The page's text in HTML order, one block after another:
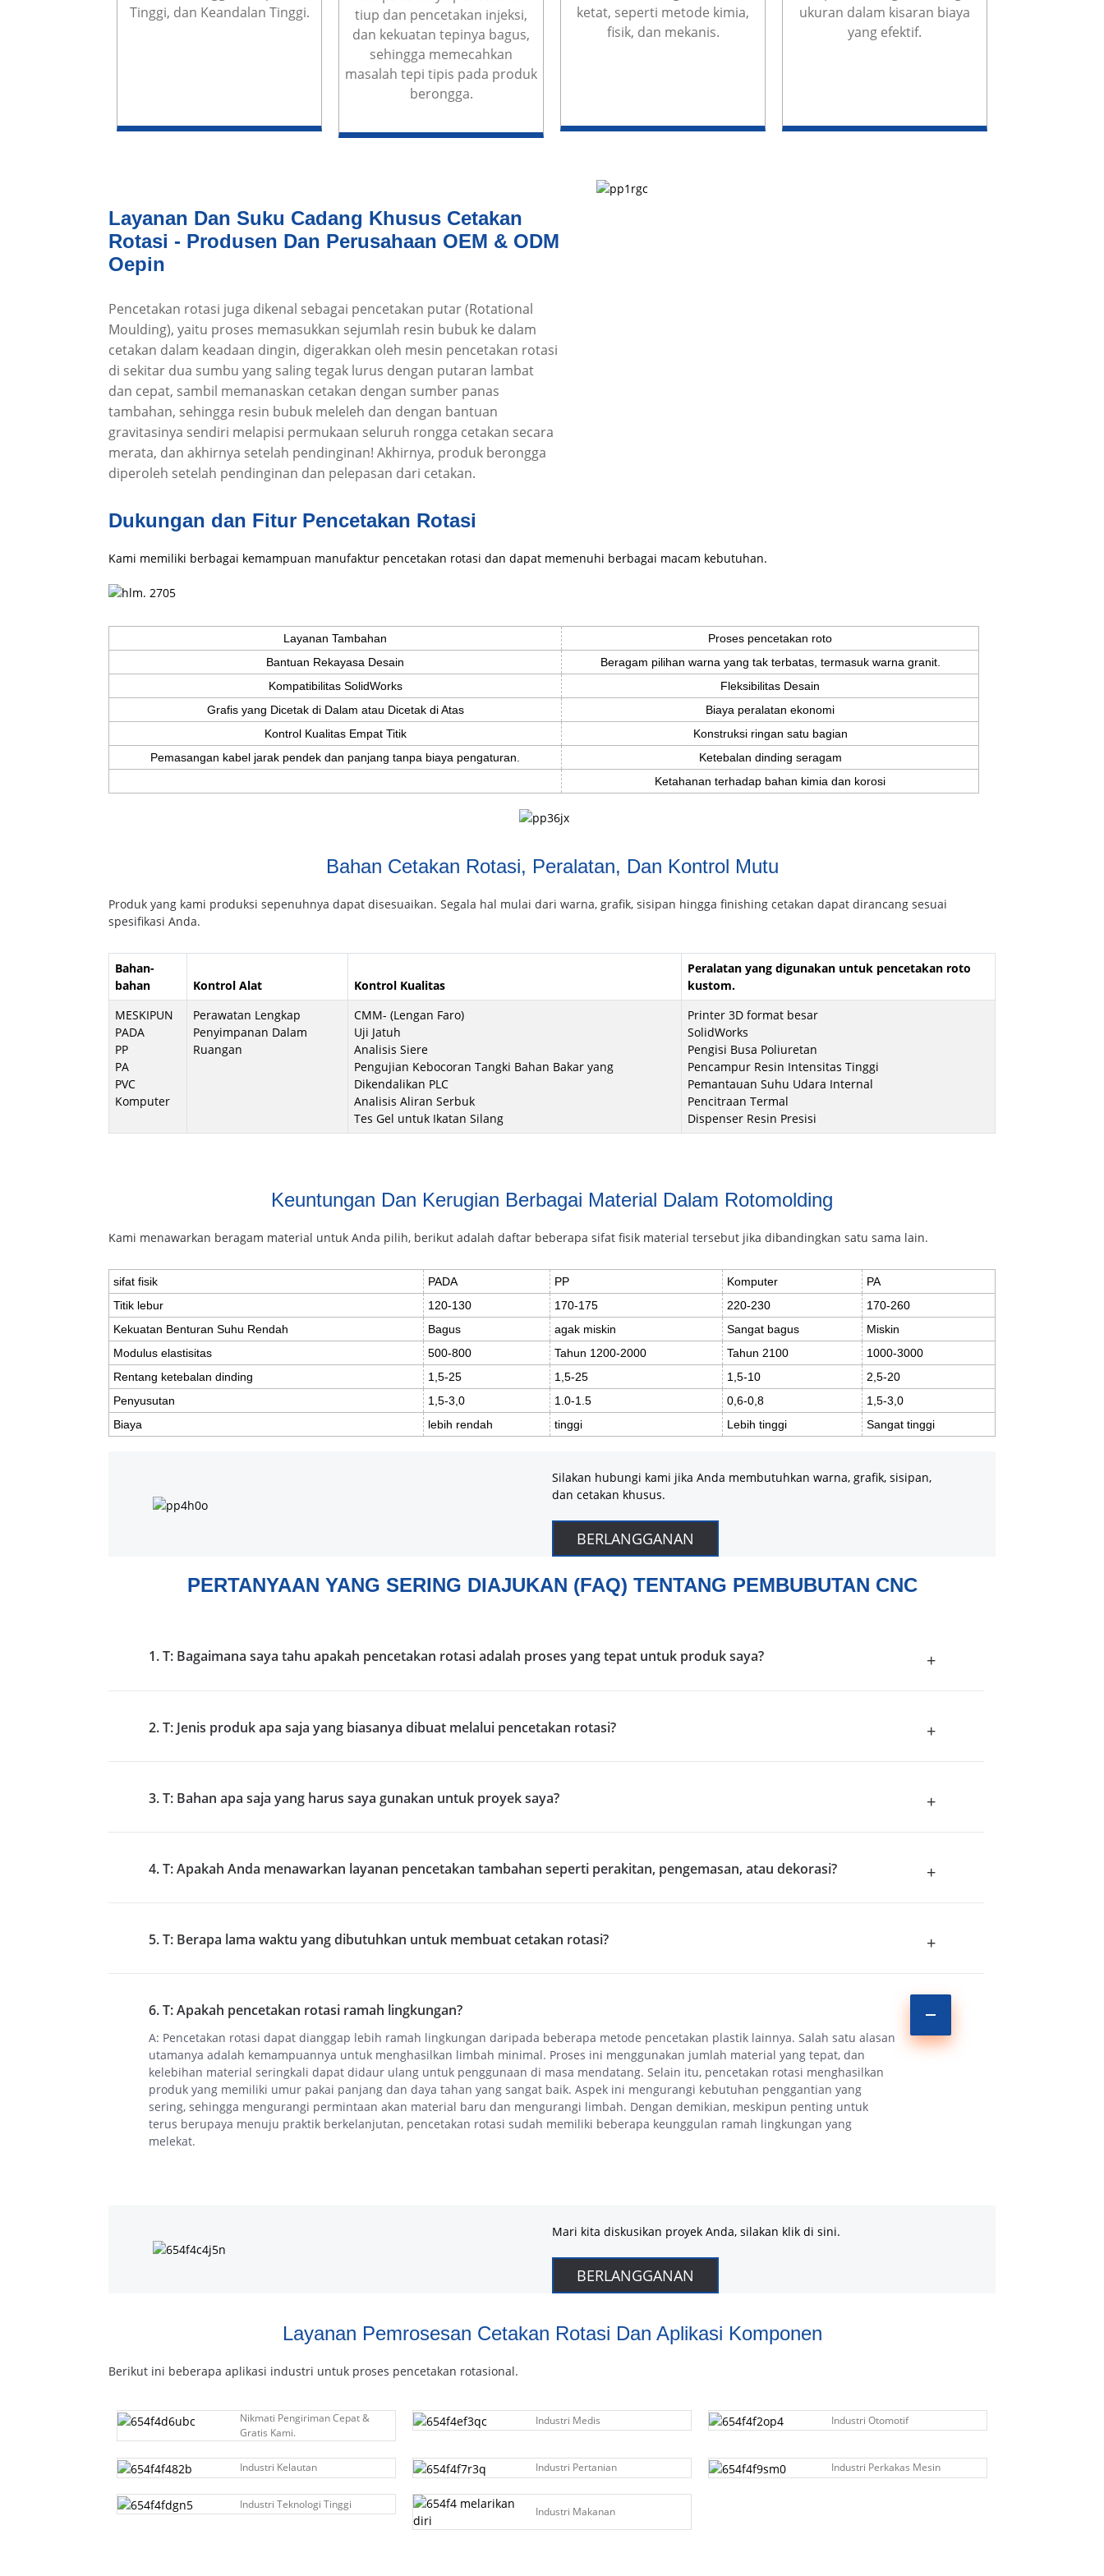
Tinggi, dan Keandalan Tinggi.
tiup dan pencetakan injeksi,
dan kekuatan tepinya bagus,
sehingga memecahkan
masalah tepi tipis pada produk
berongga.
ketat, seperti metode kimia,
fisik, dan mekanis.
ukuran dalam kisaran biaya
yang efektif.
Layanan Dan Suku Cadang Khusus Cetakan
Rotasi - Produsen Dan Perusahaan OEM & ODM
Oepin
Pencetakan rotasi juga dikenal sebagai pencetakan putar (Rotational
Moulding), yaitu proses memasukkan sejumlah resin bubuk ke dalam
cetakan dalam keadaan dingin, digerakkan oleh mesin pencetakan rotasi
di sekitar dua sumbu yang saling tegak lurus dengan putaran lambat
dan cepat, sambil memanaskan cetakan dengan sumber panas
tambahan, sehingga resin bubuk meleleh dan dengan bantuan
gravitasinya sendiri melapisi permukaan seluruh rongga cetakan secara
merata, dan akhirnya setelah pendinginan! Akhirnya, produk berongga
diperoleh setelah pendinginan dan pelepasan dari cetakan.
Dukungan dan Fitur Pencetakan Rotasi
Kami memiliki berbagai kemampuan manufaktur pencetakan rotasi dan dapat memenuhi berbagai macam kebutuhan.
Layanan Tambahan
Proses pencetakan roto
Bantuan Rekayasa Desain
Beragam pilihan warna yang tak terbatas, termasuk warna granit.
Kompatibilitas SolidWorks
Fleksibilitas Desain
Grafis yang Dicetak di Dalam atau Dicetak di Atas
Biaya peralatan ekonomi
Kontrol Kualitas Empat Titik
Konstruksi ringan satu bagian
Pemasangan kabel jarak pendek dan panjang tanpa biaya pengaturan.
Ketebalan dinding seragam
Ketahanan terhadap bahan kimia dan korosi
Bahan Cetakan Rotasi, Peralatan, Dan Kontrol Mutu
Produk yang kami produksi sepenuhnya dapat disesuaikan. Segala hal mulai dari warna, grafik, sisipan hingga finishing cetakan dapat dirancang sesuai
spesifikasi Anda.
Bahan-
bahan
Kontrol Alat Kontrol Kualitas
Peralatan yang digunakan untuk pencetakan roto
kustom.
MESKIPUN
PADA
PP
PA
PVC
Komputer
Perawatan Lengkap
Penyimpanan Dalam
Ruangan
CMM- (Lengan Faro)
Uji Jatuh
Analisis Siere
Pengujian Kebocoran Tangki Bahan Bakar yang
Dikendalikan PLC
Analisis Aliran Serbuk
Tes Gel untuk Ikatan Silang
Printer 3D format besar
SolidWorks
Pengisi Busa Poliuretan
Pencampur Resin Intensitas Tinggi
Pemantauan Suhu Udara Internal
Pencitraan Termal
Dispenser Resin Presisi
Keuntungan Dan Kerugian Berbagai Material Dalam Rotomolding
Kami menawarkan beragam material untuk Anda pilih, berikut adalah daftar beberapa sifat fisik material tersebut jika dibandingkan satu sama lain.
sifat fisik PADA PP Komputer
PA
Titik lebur
120-130 170-175 220-230
170-260
Kekuatan Benturan Suhu Rendah
Bagus agak miskin Sangat bagus
Miskin
Modulus elastisitas
500-800 Tahun 1200-2000 Tahun 2100
1000-3000
Rentang ketebalan dinding
1,5-25 1,5-25 1,5-10
2,5-20
Penyusutan
1,5-3,0 1.0-1.5 0,6-0,8
1,5-3,0
Biaya
lebih rendah tinggi Lebih tinggi Sangat tinggi
Silakan hubungi kami jika Anda membutuhkan warna, grafik, sisipan,
dan cetakan khusus.
BERLANGGANAN
PERTANYAAN YANG SERING DIAJUKAN (FAQ) TENTANG PEMBUBUTAN CNC
1. T: Bagaimana saya tahu apakah pencetakan rotasi adalah proses yang tepat untuk produk saya? +
2. T: Jenis produk apa saja yang biasanya dibuat melalui pencetakan rotasi? +
3. T: Bahan apa saja yang harus saya gunakan untuk proyek saya? +
4. T: Apakah Anda menawarkan layanan pencetakan tambahan seperti perakitan, pengemasan, atau dekorasi? +
5. T: Berapa lama waktu yang dibutuhkan untuk membuat cetakan rotasi? +
6. T: Apakah pencetakan rotasi ramah lingkungan?
A: Pencetakan rotasi dapat dianggap lebih ramah lingkungan daripada beberapa metode pencetakan plastik lainnya. Salah satu alasan
utamanya adalah kemampuannya untuk menghasilkan limbah minimal. Proses ini menggunakan jumlah material yang tepat, dan
kelebihan material seringkali dapat didaur ulang untuk penggunaan di masa mendatang. Selain itu, pencetakan rotasi menghasilkan
produk yang memiliki umur pakai panjang dan daya tahan yang sangat baik. Aspek ini mengurangi kebutuhan penggantian yang
sering, sehingga mengurangi permintaan akan material baru dan mengurangi limbah. Dengan demikian, meskipun penting untuk
terus berupaya menuju praktik berkelanjutan, pencetakan rotasi sudah memiliki beberapa keunggulan ramah lingkungan yang
melekat.
Mari kita diskusikan proyek Anda, silakan klik di sini.
BERLANGGANAN
Layanan Pemrosesan Cetakan Rotasi Dan Aplikasi Komponen
Berikut ini beberapa aplikasi industri untuk proses pencetakan rotasional.
Nikmati Pengiriman Cepat &
Gratis Kami.
Industri Medis Industri Otomotif
Industri Kelautan Industri Pertanian Industri Perkakas Mesin
Industri Teknologi Tinggi
Industri Makanan